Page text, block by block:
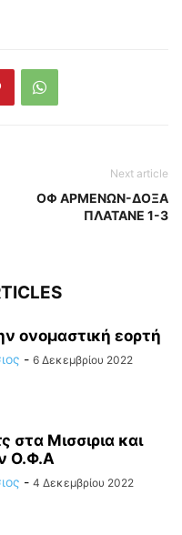
Next article
ΟΦ ΑΡΜΕΝΩΝ-ΔΟΞΑ
ΠΛΑΤΑΝΕ 1-3
ονομαστική εορτή
- 6 Δεκεμβρίου 2022
στα Μισσιρια και
Ο.Φ.Α
- 4 Δεκεμβρίου 2022